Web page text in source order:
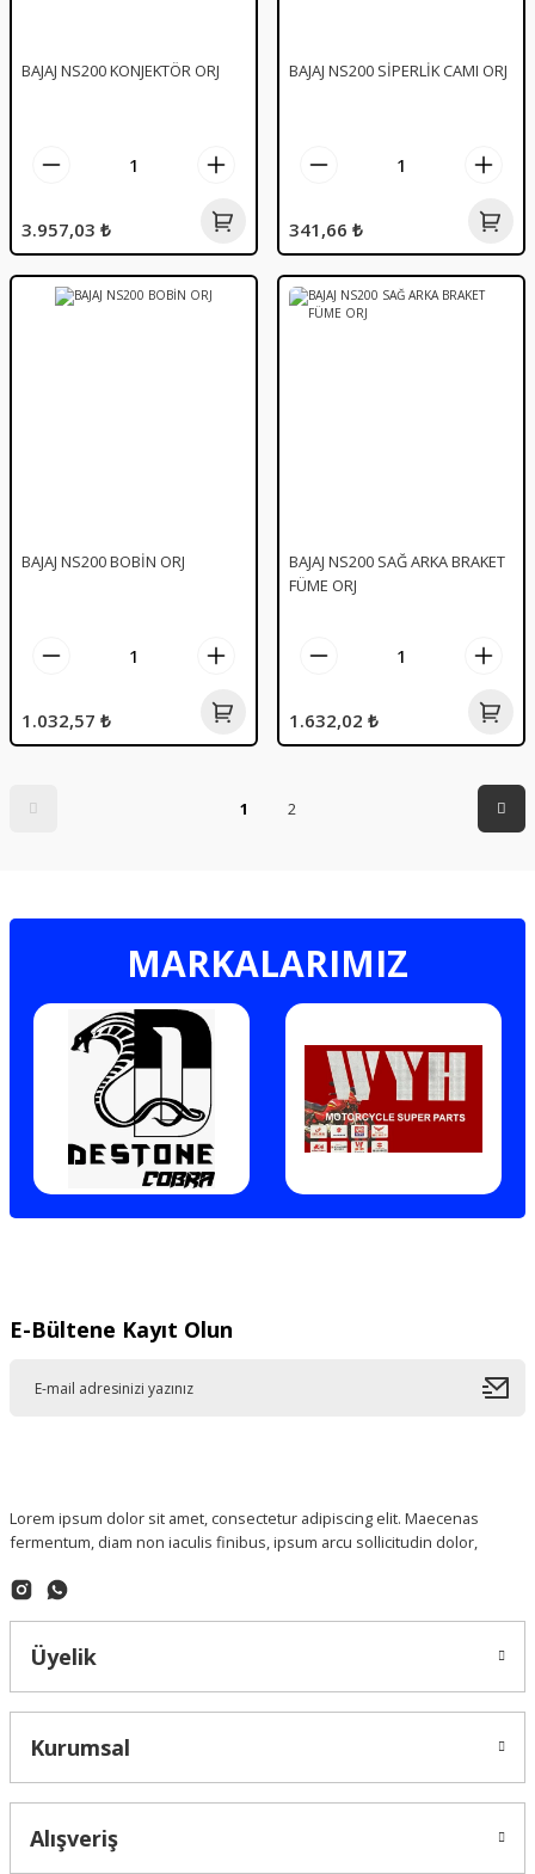
BAJAJ NS200 KONJEKTÖR ORJ
3.957,03 ₺
BAJAJ NS200 SİPERLİK CAMI ORJ
341,66 ₺
BAJAJ NS200 BOBİN ORJ
1.032,57 ₺
BAJAJ NS200 SAĞ ARKA BRAKET
FÜME ORJ
1.632,02 ₺
1 2
MARKALARIMIZ
E-Bültene Kayıt Olun
Lorem ipsum dolor sit amet, consectetur adipiscing elit. Maecenas
fermentum, diam non iaculis finibus, ipsum arcu sollicitudin dolor,
Üyelik
Kurumsal
Alışveriş